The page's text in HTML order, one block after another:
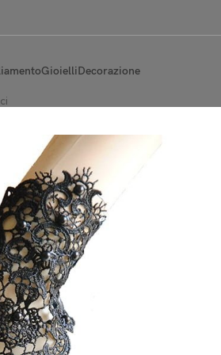
GioielliDecorazione